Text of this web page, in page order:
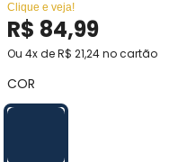
Clique e veja!
R$ 84,99
Ou 4x deR$ 21,24no cartão
COR